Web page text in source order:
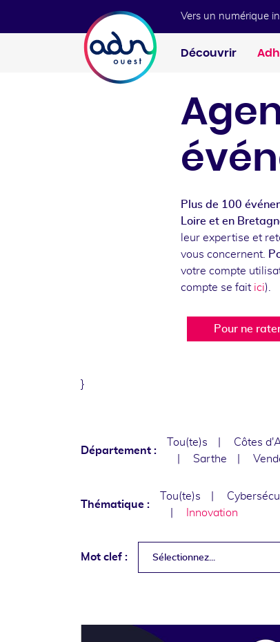
Vers un numérique
Découvrir
Plus de 100
Loire et en
leur expertise et
vous concernent.
votre compte
compte se fait ici).
Pour ne
}
Département :
Tou(te)s Côtes
Sarthe
Thématique :
Tou(te)s
Innovation
Mot clef : Sélectionnez...